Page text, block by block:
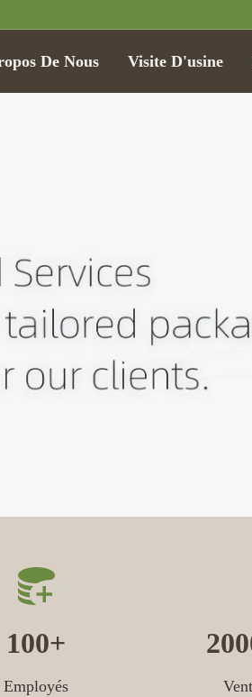
De Nous Visite D'usine
100
Employés